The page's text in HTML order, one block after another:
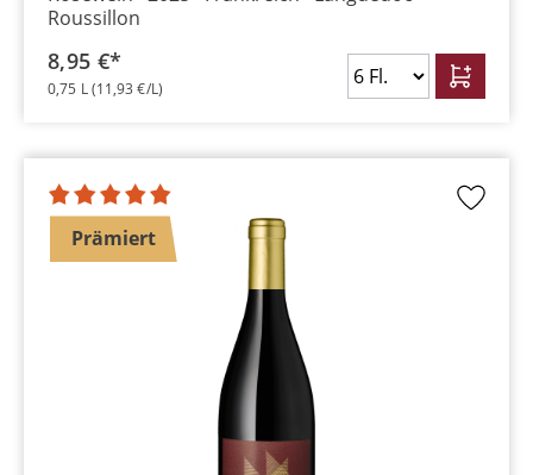
Roussillon
8,95 €*
0,75 L(11,93 €/L)
Prämiert